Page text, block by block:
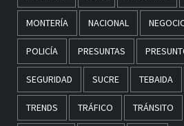
MONTERÍA NACIONAL
POLICÍA PRESUNTAS
SEGURIDAD SUCRE TEBAIDA
TRENDS TRÁFICO TRÁNSITO